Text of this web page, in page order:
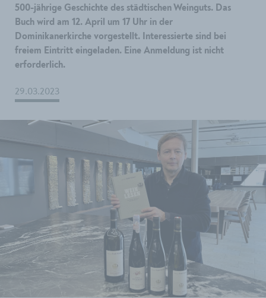
500-jährige Geschichte des städtischen Weinguts. Das
Buch wird am 12. April um 17 Uhr in der
Dominikanerkirche vorgestellt. Interessierte sind bei
freiem Eintritt eingeladen. Eine Anmeldung ist nicht
erforderlich.
29.03.2023